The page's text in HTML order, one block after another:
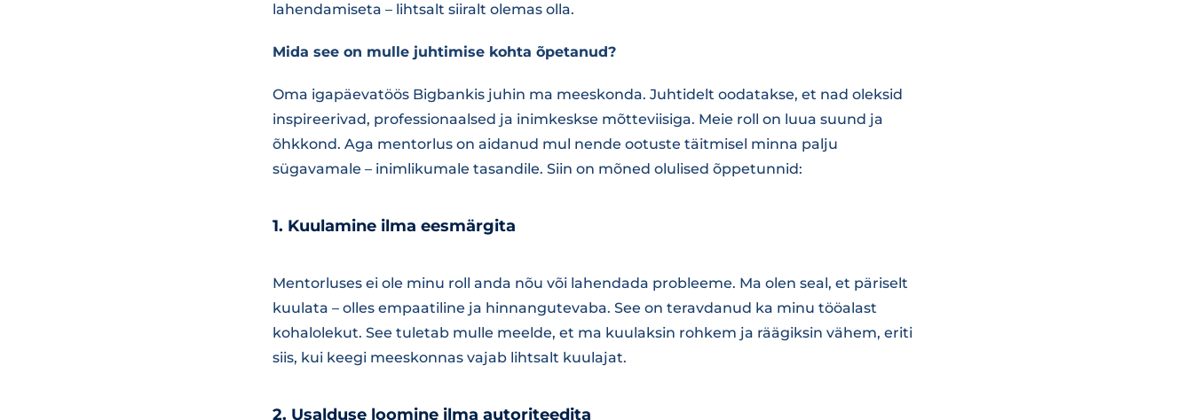
lahendamiseta – lihtsalt siiralt olemas olla.
Mida see on mulle juhtimise kohta õpetanud?
Oma igapäevatöös Bigbankis juhin ma meeskonda. Juhtidelt oodatakse, et nad oleksid
inspireerivad, professionaalsed ja inimkeskse mõtteviisiga. Meie roll on luua suund ja
õhkkond. Aga mentorlus on aidanud mul nende ootuste täitmisel minna palju
sügavamale – inimlikumale tasandile. Siin on mõned olulised õppetunnid:
1. Kuulamine ilma eesmärgita
Mentorluses ei ole minu roll anda nõu või lahendada probleeme. Ma olen seal, et päriselt
kuulata – olles empaatiline ja hinnangutevaba. See on teravdanud ka minu tööalast
kohalolekut. See tuletab mulle meelde, et ma kuulaksin rohkem ja räägiksin vähem, eriti
siis, kui keegi meeskonnas vajab lihtsalt kuulajat.
2. Usalduse loomine ilma autoriteedita